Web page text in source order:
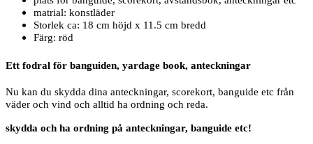
matrial: konstläder
Storlek ca: 18 cm höjd x 11.5 cm bredd
Färg: röd
Ett fodral för banguiden, yardage book, anteckningar
Nu kan du skydda dina anteckningar, scorekort, banguide etc från
väder och vind och alltid ha ordning och reda.
skydda och ha ordning på anteckningar, banguide etc!